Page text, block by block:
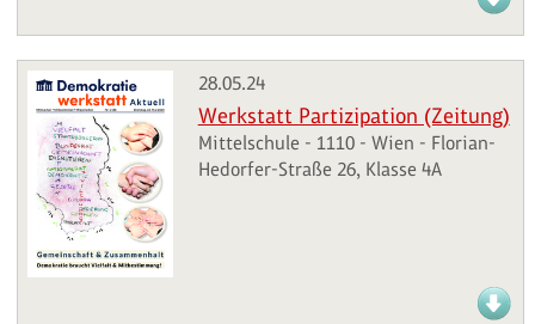
28.05.24
Werkstatt Partizipation (Zeitung)
Mittelschule - 1110 - Wien - Florian-
Hedorfer-Straße 26, Klasse 4A